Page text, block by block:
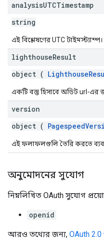
analysisUTCTimestamp
string
এই বিশ্লেষণের UTC টাইমস্ট্যাম্প।
lighthouseResult
object (
একটি বস্তু হিসাবে অডিট url-এর
version
object (
এই ফলাফলগুলি তৈরি করতে
অনুমোদনের সুযোগ
নিম্নলিখিত OAuth সুযোগ
openid
আরও তথ্যের জন্য, OAuth